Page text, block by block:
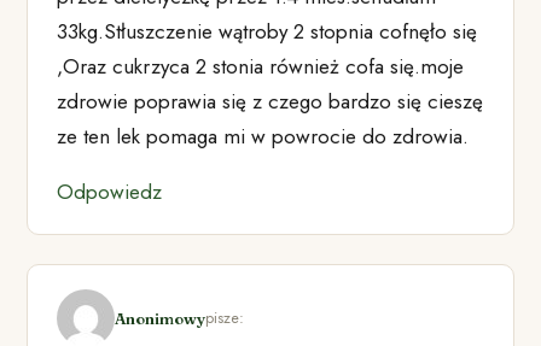
33kg.Stłuszczenie wątroby 2 stopnia cofnęło się
,Oraz cukrzyca 2 stonia również cofa się.moje
zdrowie poprawia się z czego bardzo się cieszę
ze ten lek pomaga mi w powrocie do zdrowia.
Odpowiedz
Anonimowypisze: